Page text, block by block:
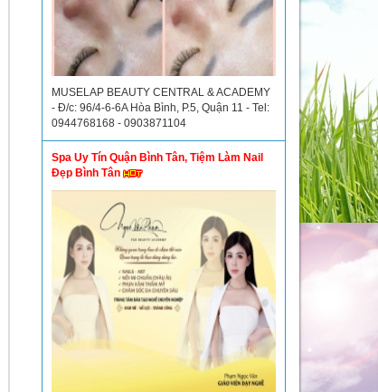
MUSELAP BEAUTY CENTRAL & ACADEMY
- Đ/c: 96/4-6-6A Hòa Bình, P.5, Quận 11 - Tel:
0944768168 - 0903871104
Spa Uy Tín Quận Bình Tân, Tiệm Làm Nail
Đẹp Bình Tân